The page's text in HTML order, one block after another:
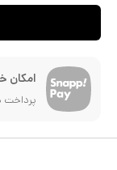
امکان
پرداخت